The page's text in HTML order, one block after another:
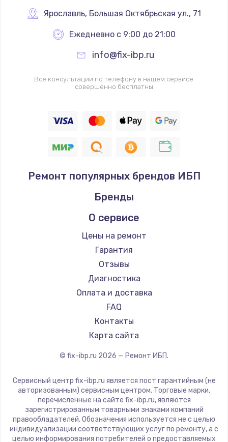
Ярославль, Большая Октябрьская ул., 71
Ежедневно с 9:00 до 21:00
info@fix-ibp.ru
Все консультации по телефону в нашем сервисе
совершенно бесплатны
Ремонт популярных брендов ИБП
Бренды
О сервисе
Цены на ремонт
Гарантия
Отзывы
Диагностика
Оплата и доставка
FAQ
Контакты
Карта сайта
© fix-ibp.ru 2026 — Ремонт ИБП.
Сервисный центр fix-ibp.ru является пост гарантийным (не
авторизованным) сервисным центром. Торговые марки,
перечисленные на сайте fix-ibp.ru, являются
зарегистрированным товарными знаками компаний
правообладателей. Обозначения используется не с целью
индивидуализации соответствующих услуг по ремонту, а с
целью информирования потребителей о предоставляемых